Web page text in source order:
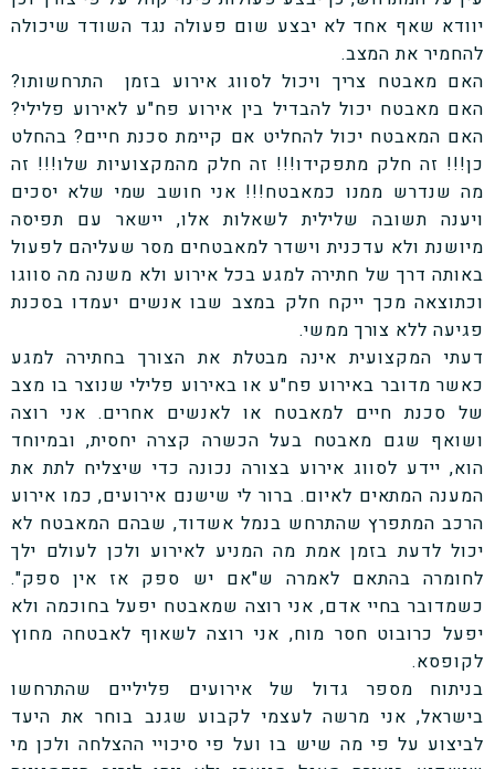
יוודא שאף אחד לא יבצע שום פעולה נגד השודד שיכולה
להחמיר את המצב.
האם מאבטח צריך ויכול לסווג אירוע בזמן התרחשותו?
האם מאבטח יכול להבדיל בין אירוע פח"ע לאירוע פלילי?
האם המאבטח יכול להחליט אם קיימת סכנת חיים? בהחלט
כן!!! זה חלק מתפקידו!!! זה חלק מהמקצועיות שלו!!! זה
מה שנדרש ממנו כמאבטח!!! אני חושב שמי שלא יסכים
ויענה תשובה שלילית לשאלות אלו, יישאר עם תפיסה
מיושנת ולא עדכנית וישדר למאבטחים מסר שעליהם לפעול
באותה דרך של חתירה למגע בכל אירוע ולא משנה מה סווגו
וכתוצאה מכך ייקח חלק במצב שבו אנשים יעמדו בסכנת
פגיעה ללא צורך ממשי.
דעתי המקצועית אינה מבטלת את הצורך בחתירה למגע
כאשר מדובר באירוע פח"ע או באירוע פלילי שנוצר בו מצב
של סכנת חיים למאבטח או לאנשים אחרים. אני רוצה
ושואף שגם מאבטח בעל הכשרה קצרה יחסית, ובמיוחד
הוא, יידע לסווג אירוע בצורה נכונה כדי שיצליח לתת את
המענה המתאים לאיום. ברור לי שישנם אירועים, כמו אירוע
הרכב המתפרץ שהתרחש בנמל אשדוד, שבהם המאבטח לא
יכול לדעת בזמן אמת מה המניע לאירוע ולכן לעולם ילך
לחומרה בהתאם לאמרה ש"אם יש ספק אז אין ספק".
כשמדובר בחיי אדם, אני רוצה שמאבטח יפעל בחוכמה ולא
יפעל כרובוט חסר מוח, אני רוצה לשאוף לאבטחה מחוץ
לקופסא.
בניתוח מספר גדול של אירועים פליליים שהתרחשו
בישראל, אני מרשה לעצמי לקבוע שגנב בוחר את היעד
לביצוע על פי מה שיש בו ועל פי סיכויי ההצלחה ולכן מי